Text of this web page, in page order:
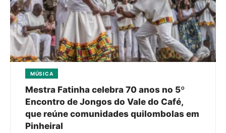
MÚSICA
Mestra Fatinha celebra 70 anos no 5º
Encontro de Jongos do Vale do Café,
que reúne comunidades quilombolas em
Pinheiral